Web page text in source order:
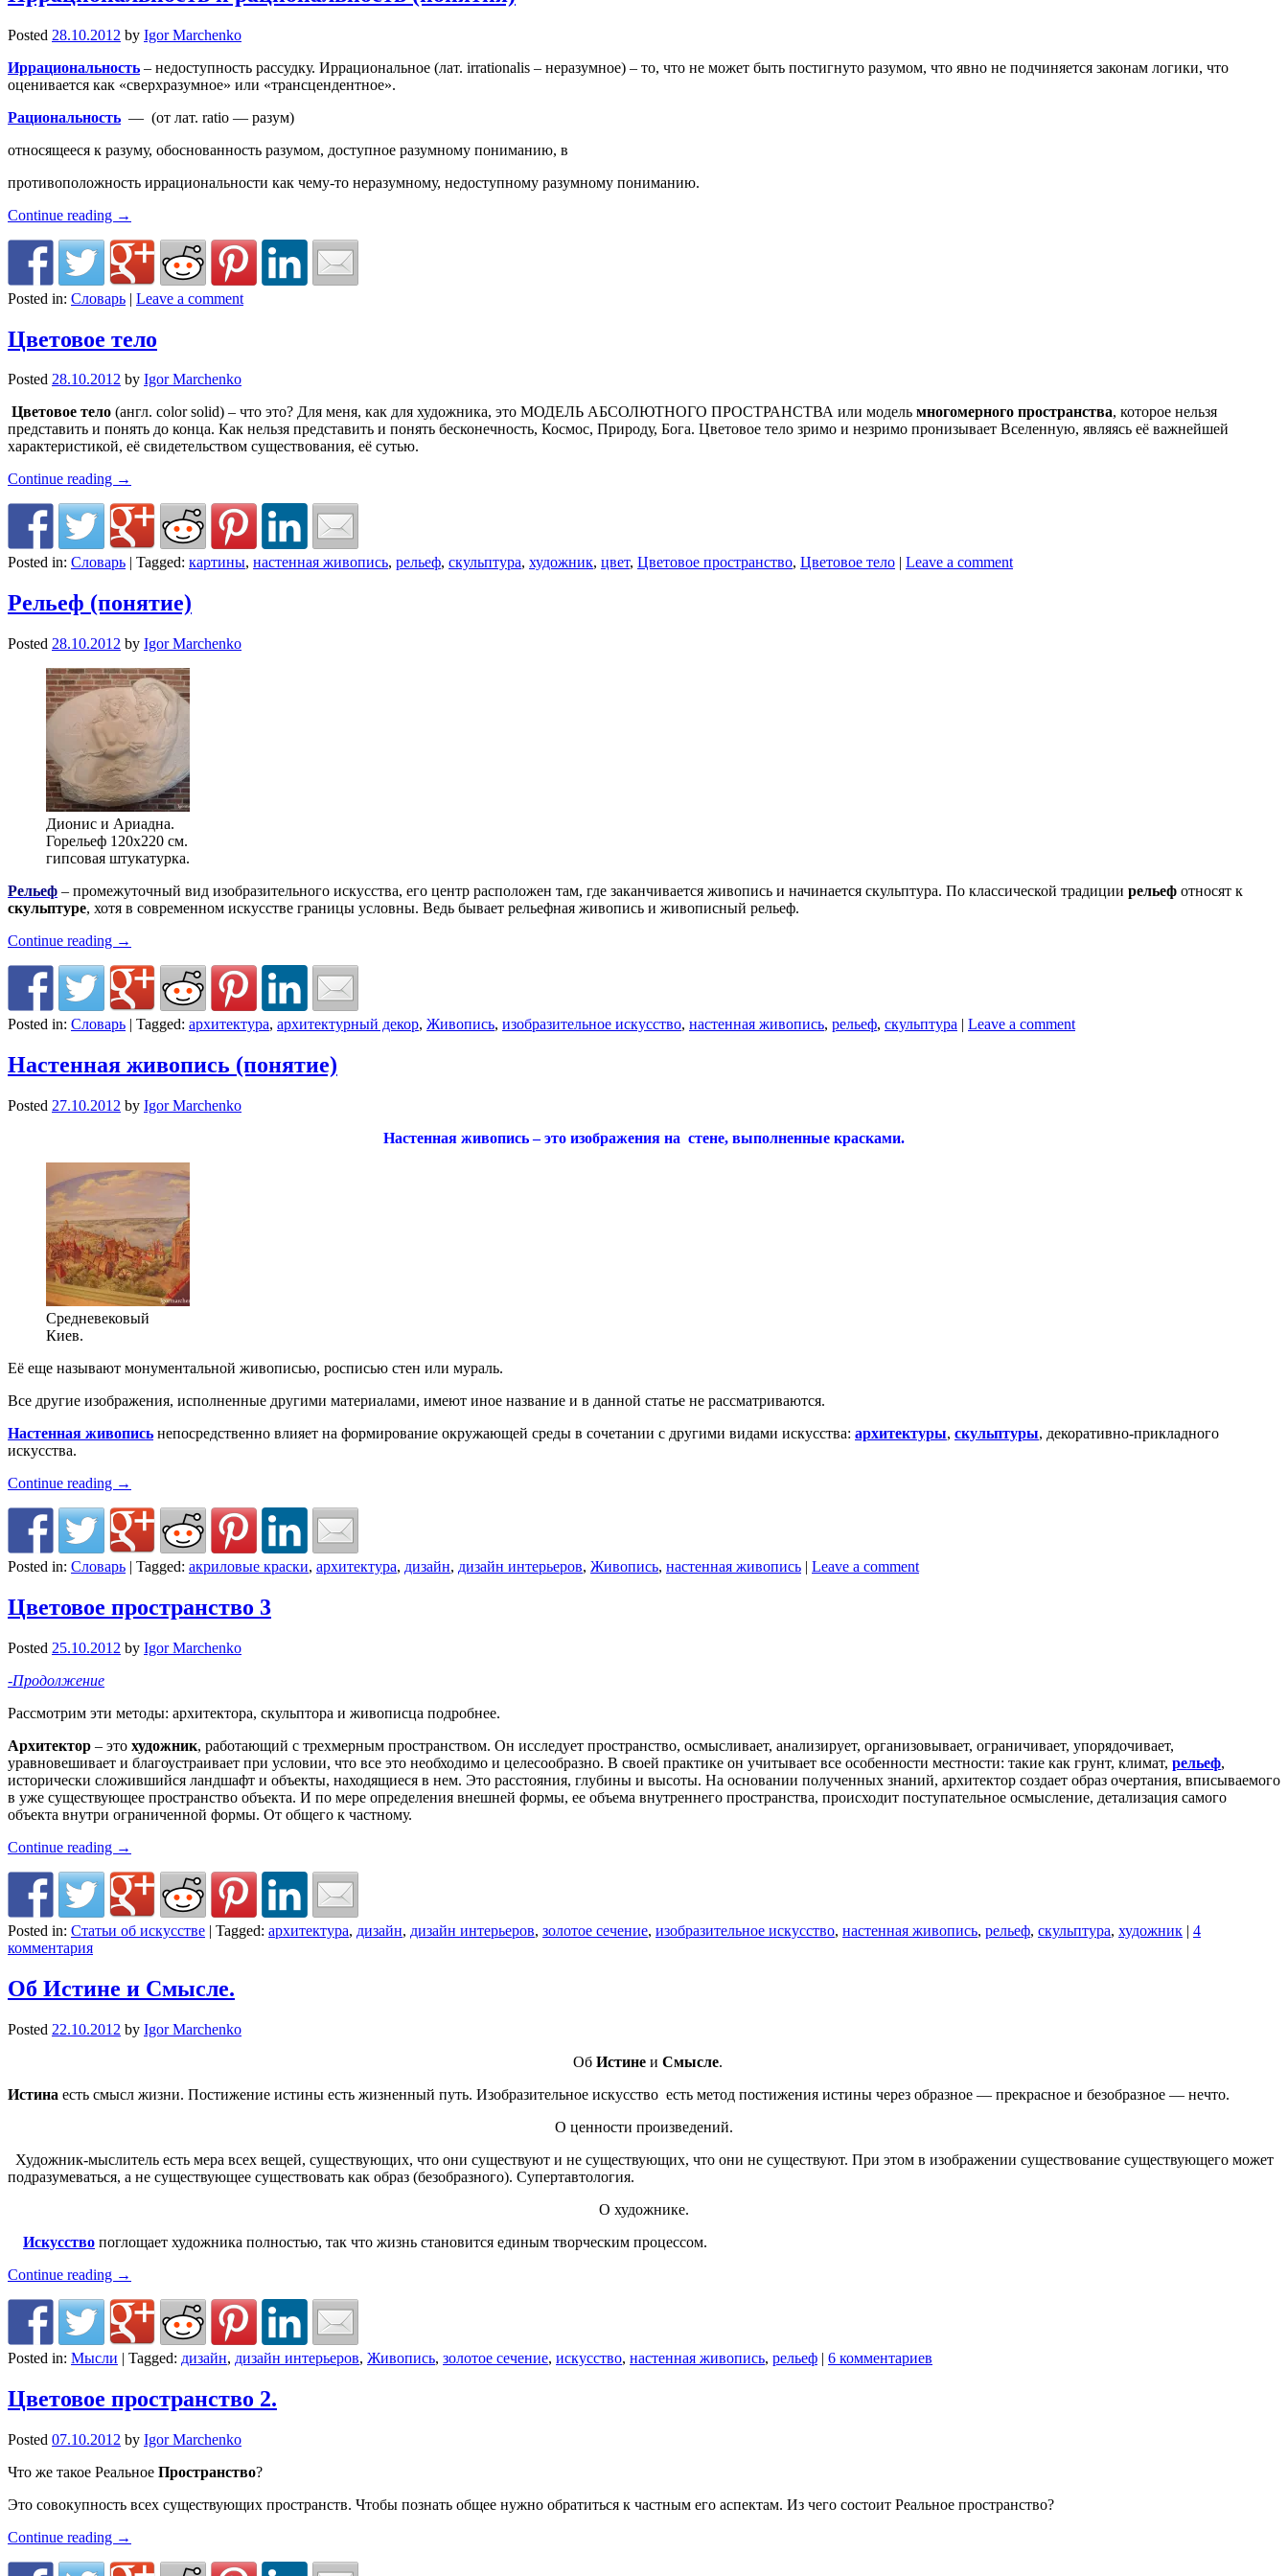
Posted 28.10.2012 by Igor Marchenko
Иррациональность – недоступность рассудку. Иррациональное (лат. irrationalis – неразумное) – то, что не может быть постигнуто разумом, что явно не подчиняется законам логики, что
оценивается как «сверхразумное» или «трансцендентное».
Рациональность — (от лат. ratio — разум)
относящееся к разуму, обоснованность разумом, доступное разумному пониманию, в
противоположность иррациональности как чему-то неразумному, недоступному разумному пониманию.
Continue reading →
Posted in: Словарь | Leave a comment
Цветовое тело
Posted 28.10.2012 by Igor Marchenko
Цветовое тело (англ. color solid) – что это? Для меня, как для художника, это МОДЕЛЬ АБСОЛЮТНОГО ПРОСТРАНСТВА или модель многомерного пространства, которое нельзя
представить и понять до конца. Как нельзя представить и понять бесконечность, Космос, Природу, Бога. Цветовое тело зримо и незримо пронизывает Вселенную, являясь её важнейшей
характеристикой, её свидетельством существования, её сутью.
Continue reading →
Posted in: Словарь | Tagged: картины, настенная живопись, рельеф, скульптура, художник, цвет, Цветовое пространство, Цветовое тело | Leave a comment
Рельеф (понятие)
Posted 28.10.2012 by Igor Marchenko
Дионис и Ариадна.
Горельеф 120х220 см.
гипсовая штукатурка.
Рельеф – промежуточный вид изобразительного искусства, его центр расположен там, где заканчивается живопись и начинается скульптура. По классической традиции рельеф относят к
скульптуре, хотя в современном искусстве границы условны. Ведь бывает рельефная живопись и живописный рельеф.
Continue reading →
Posted in: Словарь | Tagged: архитектура, архитектурный декор, Живопись, изобразительное искусство, настенная живопись, рельеф, скульптура | Leave a comment
Настенная живопись (понятие)
Posted 27.10.2012 by Igor Marchenko
Настенная живопись – это изображения на стене, выполненные красками.
Средневековый
Киев.
Её еще называют монументальной живописью, росписью стен или мураль.
Все другие изображения, исполненные другими материалами, имеют иное название и в данной статье не рассматриваются.
Настенная живопись непосредственно влияет на формирование окружающей среды в сочетании с другими видами искусства: архитектуры, скульптуры, декоративно-прикладного
искусства.
Continue reading →
Posted in: Словарь | Tagged: акриловые краски, архитектура, дизайн, дизайн интерьеров, Живопись, настенная живопись | Leave a comment
Цветовое пространство 3
Posted 25.10.2012 by Igor Marchenko
-Продолжение
Рассмотрим эти методы: архитектора, скульптора и живописца подробнее.
Архитектор – это художник, работающий с трехмерным пространством. Он исследует пространство, осмысливает, анализирует, организовывает, ограничивает, упорядочивает,
уравновешивает и благоустраивает при условии, что все это необходимо и целесообразно. В своей практике он учитывает все особенности местности: такие как грунт, климат, рельеф,
исторически сложившийся ландшафт и объекты, находящиеся в нем. Это расстояния, глубины и высоты. На основании полученных знаний, архитектор создает образ очертания, вписываемого
в уже существующее пространство объекта. И по мере определения внешней формы, ее объема внутреннего пространства, происходит поступательное осмысление, детализация самого
объекта внутри ограниченной формы. От общего к частному.
Continue reading →
Posted in: Статьи об искусстве | Tagged: архитектура, дизайн, дизайн интерьеров, золотое сечение, изобразительное искусство, настенная живопись, рельеф, скульптура, художник | 4
комментария
Об Истине и Смысле.
Posted 22.10.2012 by Igor Marchenko
Об Истине и Смысле.
Истина есть смысл жизни. Постижение истины есть жизненный путь. Изобразительное искусство есть метод постижения истины через образное — прекрасное и безобразное — нечто.
О ценности произведений.
Художник-мыслитель есть мера всех вещей, существующих, что они существуют и не существующих, что они не существуют. При этом в изображении существование существующего может
подразумеваться, а не существующее существовать как образ (безобразного). Супертавтология.
О художнике.
Искусство поглощает художника полностью, так что жизнь становится единым творческим процессом.
Continue reading →
Posted in: Мысли | Tagged: дизайн, дизайн интерьеров, Живопись, золотое сечение, искусство, настенная живопись, рельеф | 6 комментариев
Цветовое пространство 2.
Posted 07.10.2012 by Igor Marchenko
Что же такое Реальное Пространство?
Это совокупность всех существующих пространств. Чтобы познать общее нужно обратиться к частным его аспектам. Из чего состоит Реальное пространство?
Continue reading →